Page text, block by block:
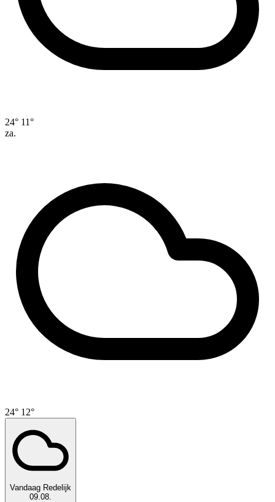
24° 11°
za.
24° 12°
Vandaag Redelijk
09.08.